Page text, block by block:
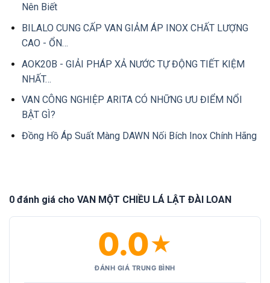
Nên Biết
BILALO CUNG CẤP VAN GIẢM ÁP INOX CHẤT LƯỢNG
CAO - ỔN…
AOK20B - GIẢI PHÁP XẢ NƯỚC TỰ ĐỘNG TIẾT KIỆM
NHẤT…
VAN CÔNG NGHIỆP ARITA CÓ NHỮNG ƯU ĐIỂM NỔI
BẬT GÌ?
Đồng Hồ Áp Suất Màng DAWN Nối Bích Inox Chính Hãng
0 đánh giá cho VAN MỘT CHIỀU LÁ LẬT ĐÀI LOAN
0.0★
ĐÁNH GIÁ TRUNG BÌNH